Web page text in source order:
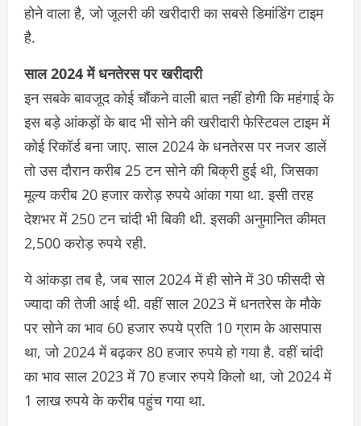
होने वाला है, जो जूलरी की खरीदारी का सबसे डिमांडिंग टाइम
है.
साल 2024 में धनतेरस पर खरीदारी
इन सबके बावजूद कोई चौंकने वाली बात नहीं होगी कि महंगाई के
इस बड़े आंकड़ों के बाद भी सोने की खरीदारी फेस्टिवल टाइम में
कोई रिकॉर्ड बना जाए. साल 2024 के धनतेरस पर नजर डालें
तो उस दौरान करीब 25 टन सोने की बिक्री हुई थी, जिसका
मूल्य करीब 20 हजार करोड़ रुपये आंका गया था. इसी तरह
देशभर में 250 टन चांदी भी बिकी थी. इसकी अनुमानित कीमत
2,500 करोड़ रुपये रही.
ये आंकड़ा तब है, जब साल 2024 में ही सोने में 30 फीसदी से
ज्यादा की तेजी आई थी. वहीं साल 2023 में धनतरेस के मौके
पर सोने का भाव 60 हजार रुपये प्रति 10 ग्राम के आसपास
था, जो 2024 में बढ़कर 80 हजार रुपये हो गया है. वहीं चांदी
का भाव साल 2023 में 70 हजार रुपये किलो था, जो 2024 में
1 लाख रुपये के करीब पहुंच गया था.